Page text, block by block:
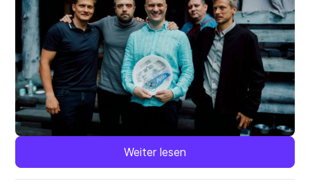
Weiter lesen